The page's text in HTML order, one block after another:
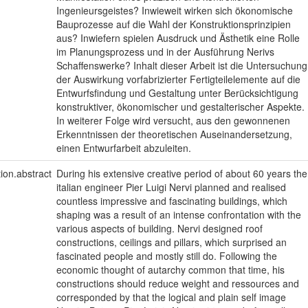
Ingenieursgeistes? Inwieweit wirken sich ökonomische
Bauprozesse auf die Wahl der Konstruktionsprinzipien
aus? Inwiefern spielen Ausdruck und Ästhetik eine Rolle
im Planungsprozess und in der Ausführung Nerivs
Schaffenswerke? Inhalt dieser Arbeit ist die Untersuchung
der Auswirkung vorfabrizierter Fertigteilelemente auf die
Entwurfsfindung und Gestaltung unter Berücksichtigung
konstruktiver, ökonomischer und gestalterischer Aspekte.
In weiterer Folge wird versucht, aus den gewonnenen
Erkenntnissen der theoretischen Auseinandersetzung,
einen Entwurfarbeit abzuleiten.
During his extensive creative period of about 60 years the
italian engineer Pier Luigi Nervi planned and realised
countless impressive and fascinating buildings, which
shaping was a result of an intense confrontation with the
various aspects of building. Nervi designed roof
constructions, ceilings and pillars, which surprised an
fascinated people and mostly still do. Following the
economic thought of autarchy common that time, his
constructions should reduce weight and ressources and
corresponded by that the logical and plain self image